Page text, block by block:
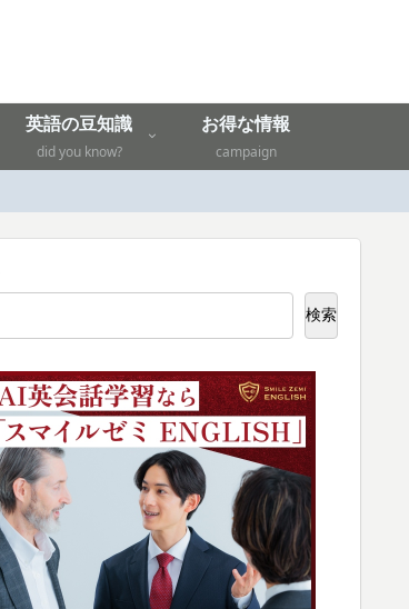
英語の豆知識
did you know?
お得な情報
campaign
検索